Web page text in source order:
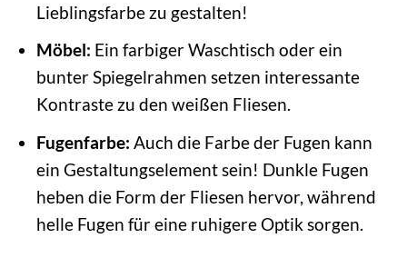
Lieblingsfarbe zu gestalten!
Möbel: Ein farbiger Waschtisch oder ein
bunter Spiegelrahmen setzen interessante
Kontraste zu den weißen Fliesen.
Fugenfarbe: Auch die Farbe der Fugen kann
ein Gestaltungselement sein! Dunkle Fugen
heben die Form der Fliesen hervor, während
helle Fugen für eine ruhigere Optik sorgen.